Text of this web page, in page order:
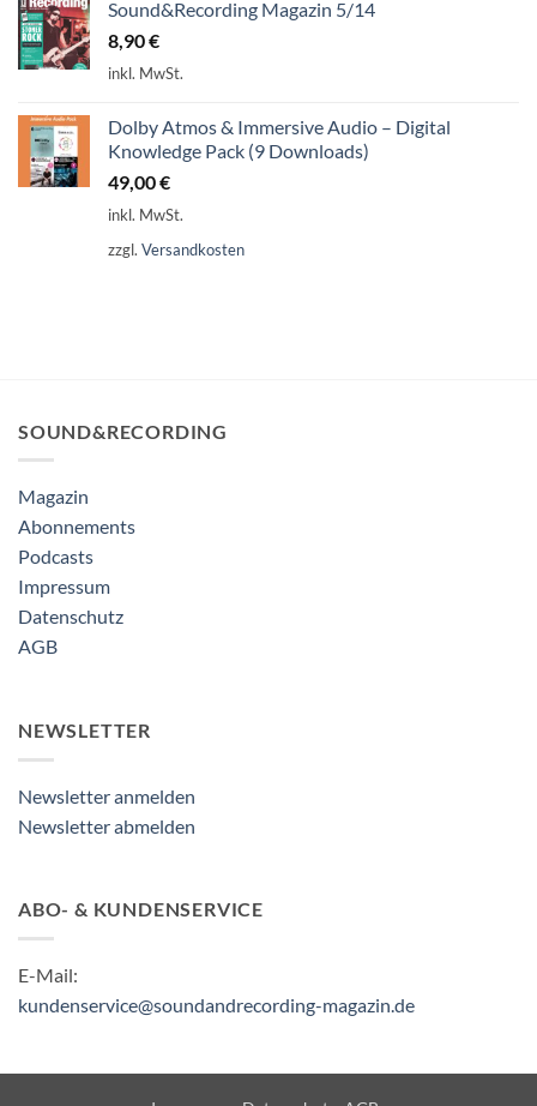
Sound&Recording Magazin 5/14
8,90€
inkl. MwSt.
Dolby Atmos & Immersive Audio – Digital
Knowledge Pack (9 Downloads)
49,00€
inkl. MwSt.
zzgl. Versandkosten
SOUND&RECORDING
Magazin
Abonnements
Podcasts
Impressum
Datenschutz
AGB
NEWSLETTER
Newsletter anmelden
Newsletter abmelden
ABO- & KUNDENSERVICE
E-Mail:
kundenservice@soundandrecording-magazin.de